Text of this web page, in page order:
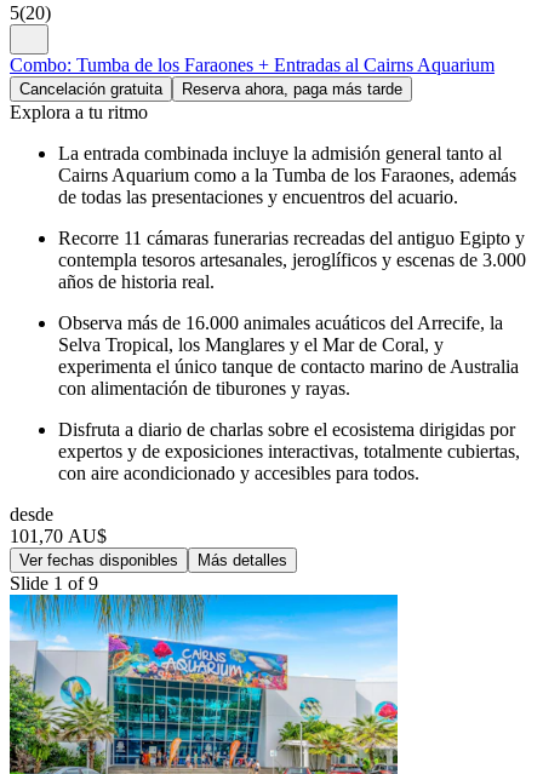
5(20)
Combo: Tumba de los Faraones + Entradas al Cairns Aquarium
Cancelación gratuita Reserva ahora, paga más tarde
Explora a tu ritmo
La entrada combinada incluye la admisión general tanto al
Cairns Aquarium como a la Tumba de los Faraones, además
de todas las presentaciones y encuentros del acuario.
Recorre 11 cámaras funerarias recreadas del antiguo Egipto y
contempla tesoros artesanales, jeroglíficos y escenas de 3.000
años de historia real.
Observa más de 16.000 animales acuáticos del Arrecife, la
Selva Tropical, los Manglares y el Mar de Coral, y
experimenta el único tanque de contacto marino de Australia
con alimentación de tiburones y rayas.
Disfruta a diario de charlas sobre el ecosistema dirigidas por
expertos y de exposiciones interactivas, totalmente cubiertas,
con aire acondicionado y accesibles para todos.
desde
101,70 AU$
Ver fechas disponibles Más detalles
Slide 1 of 9